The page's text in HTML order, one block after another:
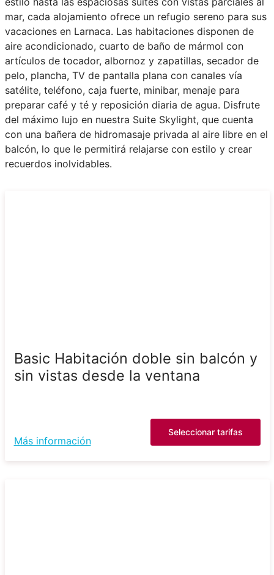
mar, cada alojamiento ofrece un refugio sereno para sus
vacaciones en Larnaca. Las habitaciones disponen de
aire acondicionado, cuarto de baño de mármol con
artículos de tocador, albornoz y zapatillas, secador de
pelo, plancha, TV de pantalla plana con canales vía
satélite, teléfono, caja fuerte, minibar, menaje para
preparar café y té y reposición diaria de agua. Disfrute
del máximo lujo en nuestra Suite Skylight, que cuenta
con una bañera de hidromasaje privada al aire libre en el
balcón, lo que le permitirá relajarse con estilo y crear
recuerdos inolvidables.
Basic Habitación doble sin balcón y
sin vistas desde la ventana
Más información
Seleccionar tarifas